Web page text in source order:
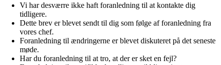
Vi har desværre ikke haft foranledning til at kontakte dig
tidligere.
Dette brev er blevet sendt til dig som følge af foranledning fra
vores chef.
Foranledning til ændringerne er blevet diskuteret på det seneste
møde.
Har du foranledning til at tro, at der er sket en fejl?